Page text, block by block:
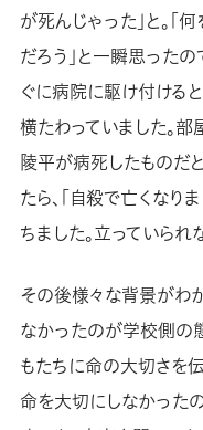
が死んじゃった」と。「
だろう」と一瞬思った
ぐに病院に駆け付ける
横たわっていました。
陵平が病死したものだ
たら、「自殺で亡くなり
ちました。立っていられ
その後様々な背景がわ
なかったのが学校側の
もたちに命の大切さを
命を大切にしなかった